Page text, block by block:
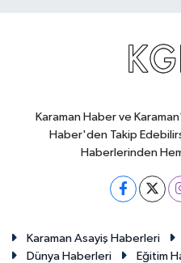
Karaman Haber ve
Haber'den Takip
Haberlerinden
Karaman Asayiş Haberleri
Dünya Haberleri
Eğitim